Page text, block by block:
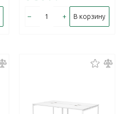
– + В корзину